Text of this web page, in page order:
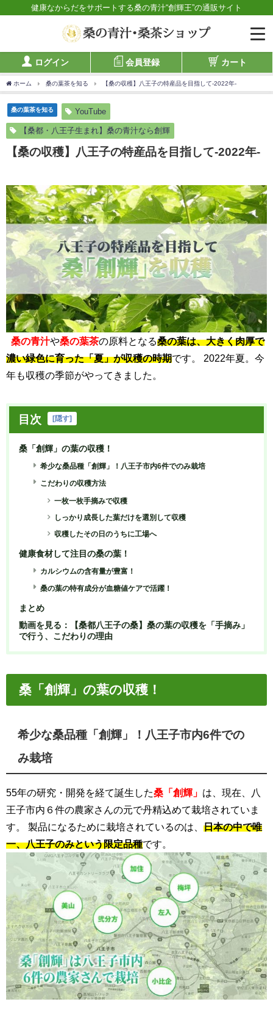
健康なからだをサポートする桑の青汁“創輝王”の通販サイト
ログイン 会員登録 カート
ホーム 桑の葉茶を知る 【桑の収穫】八王子の特産品を目指して-2022年-
桑の葉茶を知る YouTube
【桑都・八王子生まれ】桑の青汁なら創輝
【桑の収穫】八王子の特産品を目指して-2022年-
桑の青汁や桑の葉茶の原料となる桑の葉は、大きく肉厚で
濃い緑色に育った「夏」が収穫の時期です。 2022年夏。今
年も収穫の季節がやってきました。
目次 [隠す]
桑「創輝」の葉の収穫！
希少な桑品種「創輝」！八王子市内6件でのみ栽培
こだわりの収穫方法
一枚一枚手摘みで収穫
しっかり成長した葉だけを選別して収穫
収穫したその日のうちに工場へ
健康食材して注目の桑の葉！
カルシウムの含有量が豊富！
桑の葉の特有成分が血糖値ケアで活躍！
まとめ
動画を見る：【桑都八王子の桑】桑の葉の収穫を「手摘み」
で行う、こだわりの理由
桑「創輝」の葉の収穫！
希少な桑品種「創輝」！八王子市内6件での
み栽培
55年の研究・開発を経て誕生した桑「創輝」 は、現在、八
王子市内６件の農家さんの元で丹精込めて栽培されていま
す。 製品になるために栽培されているのは、 日本の中で唯
一、八王子のみという限定品種です。